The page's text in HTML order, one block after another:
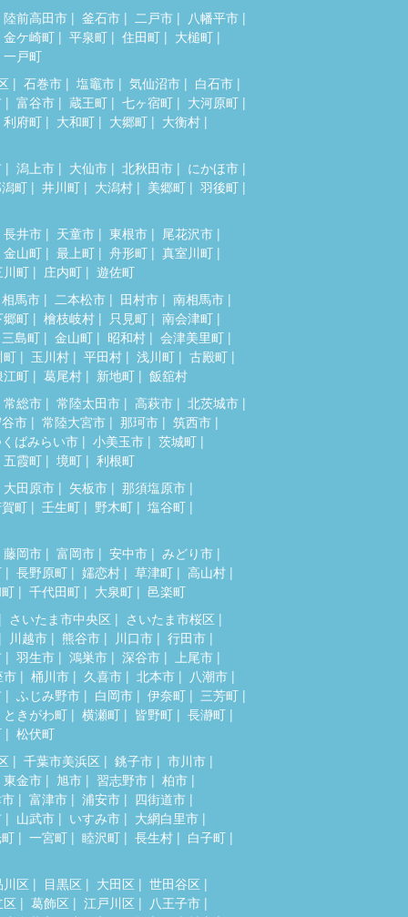
陸前高田市 釜石市 二戸市
八幡平市
金ケ崎町
平泉町 住田町
大槌町
一戸町
石巻市 塩竈市 気仙沼市
白石市
富谷市 蔵王町 七ヶ宿町
大河原町
利府町
大和町 大郷町 大衡村
潟上市 大仙市 北秋田市
にかほ市
町
井川町 大潟村 美郷町 羽後町
長井市 天童市 東根市
尾花沢市
金山町
最上町 舟形町
真室川町
川町
庄内町
遊佐町
相馬市
二本松市 田村市
南相馬市
郷町
檜枝岐村 只見町
南会津町
三島町
金山町 昭和村
会津美里町
町
玉川村 平田村 浅川町
古殿町
江町
葛尾村 新地町
飯舘村
常総市
常陸太田市 高萩市
北茨城市
市
常陸大宮市 那珂市
筑西市
ばみらい市
小美玉市
茨城町
五霞町
境町
利根町
大田原市
矢板市
那須塩原市
町
壬生町 野木町 塩谷町
藤岡市 富岡市 安中市
みどり市
長野原町 嬬恋村 草津町
高山村
千代田町 大泉町
邑楽町
さいたま市中央区
さいたま市桜区
川越市
熊谷市 川口市
行田市
羽生市 鴻巣市 深谷市
上尾市
市
桶川市 久喜市 北本市
八潮市
ふじみ野市 白岡市 伊奈町
三芳町
ときがわ町
横瀬町 皆野町
長瀞町
松伏町
千葉市美浜区 銚子市
市川市
東金市
旭市 習志野市
柏市
富津市 浦安市
四街道市
山武市 いすみ市
大網白里市
一宮町 睦沢町 長生村 白子町
川区 目黒区 大田区
世田谷区
葛飾区 江戸川区
八王子市